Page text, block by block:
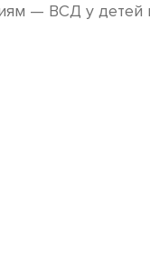
— ВСД у детей